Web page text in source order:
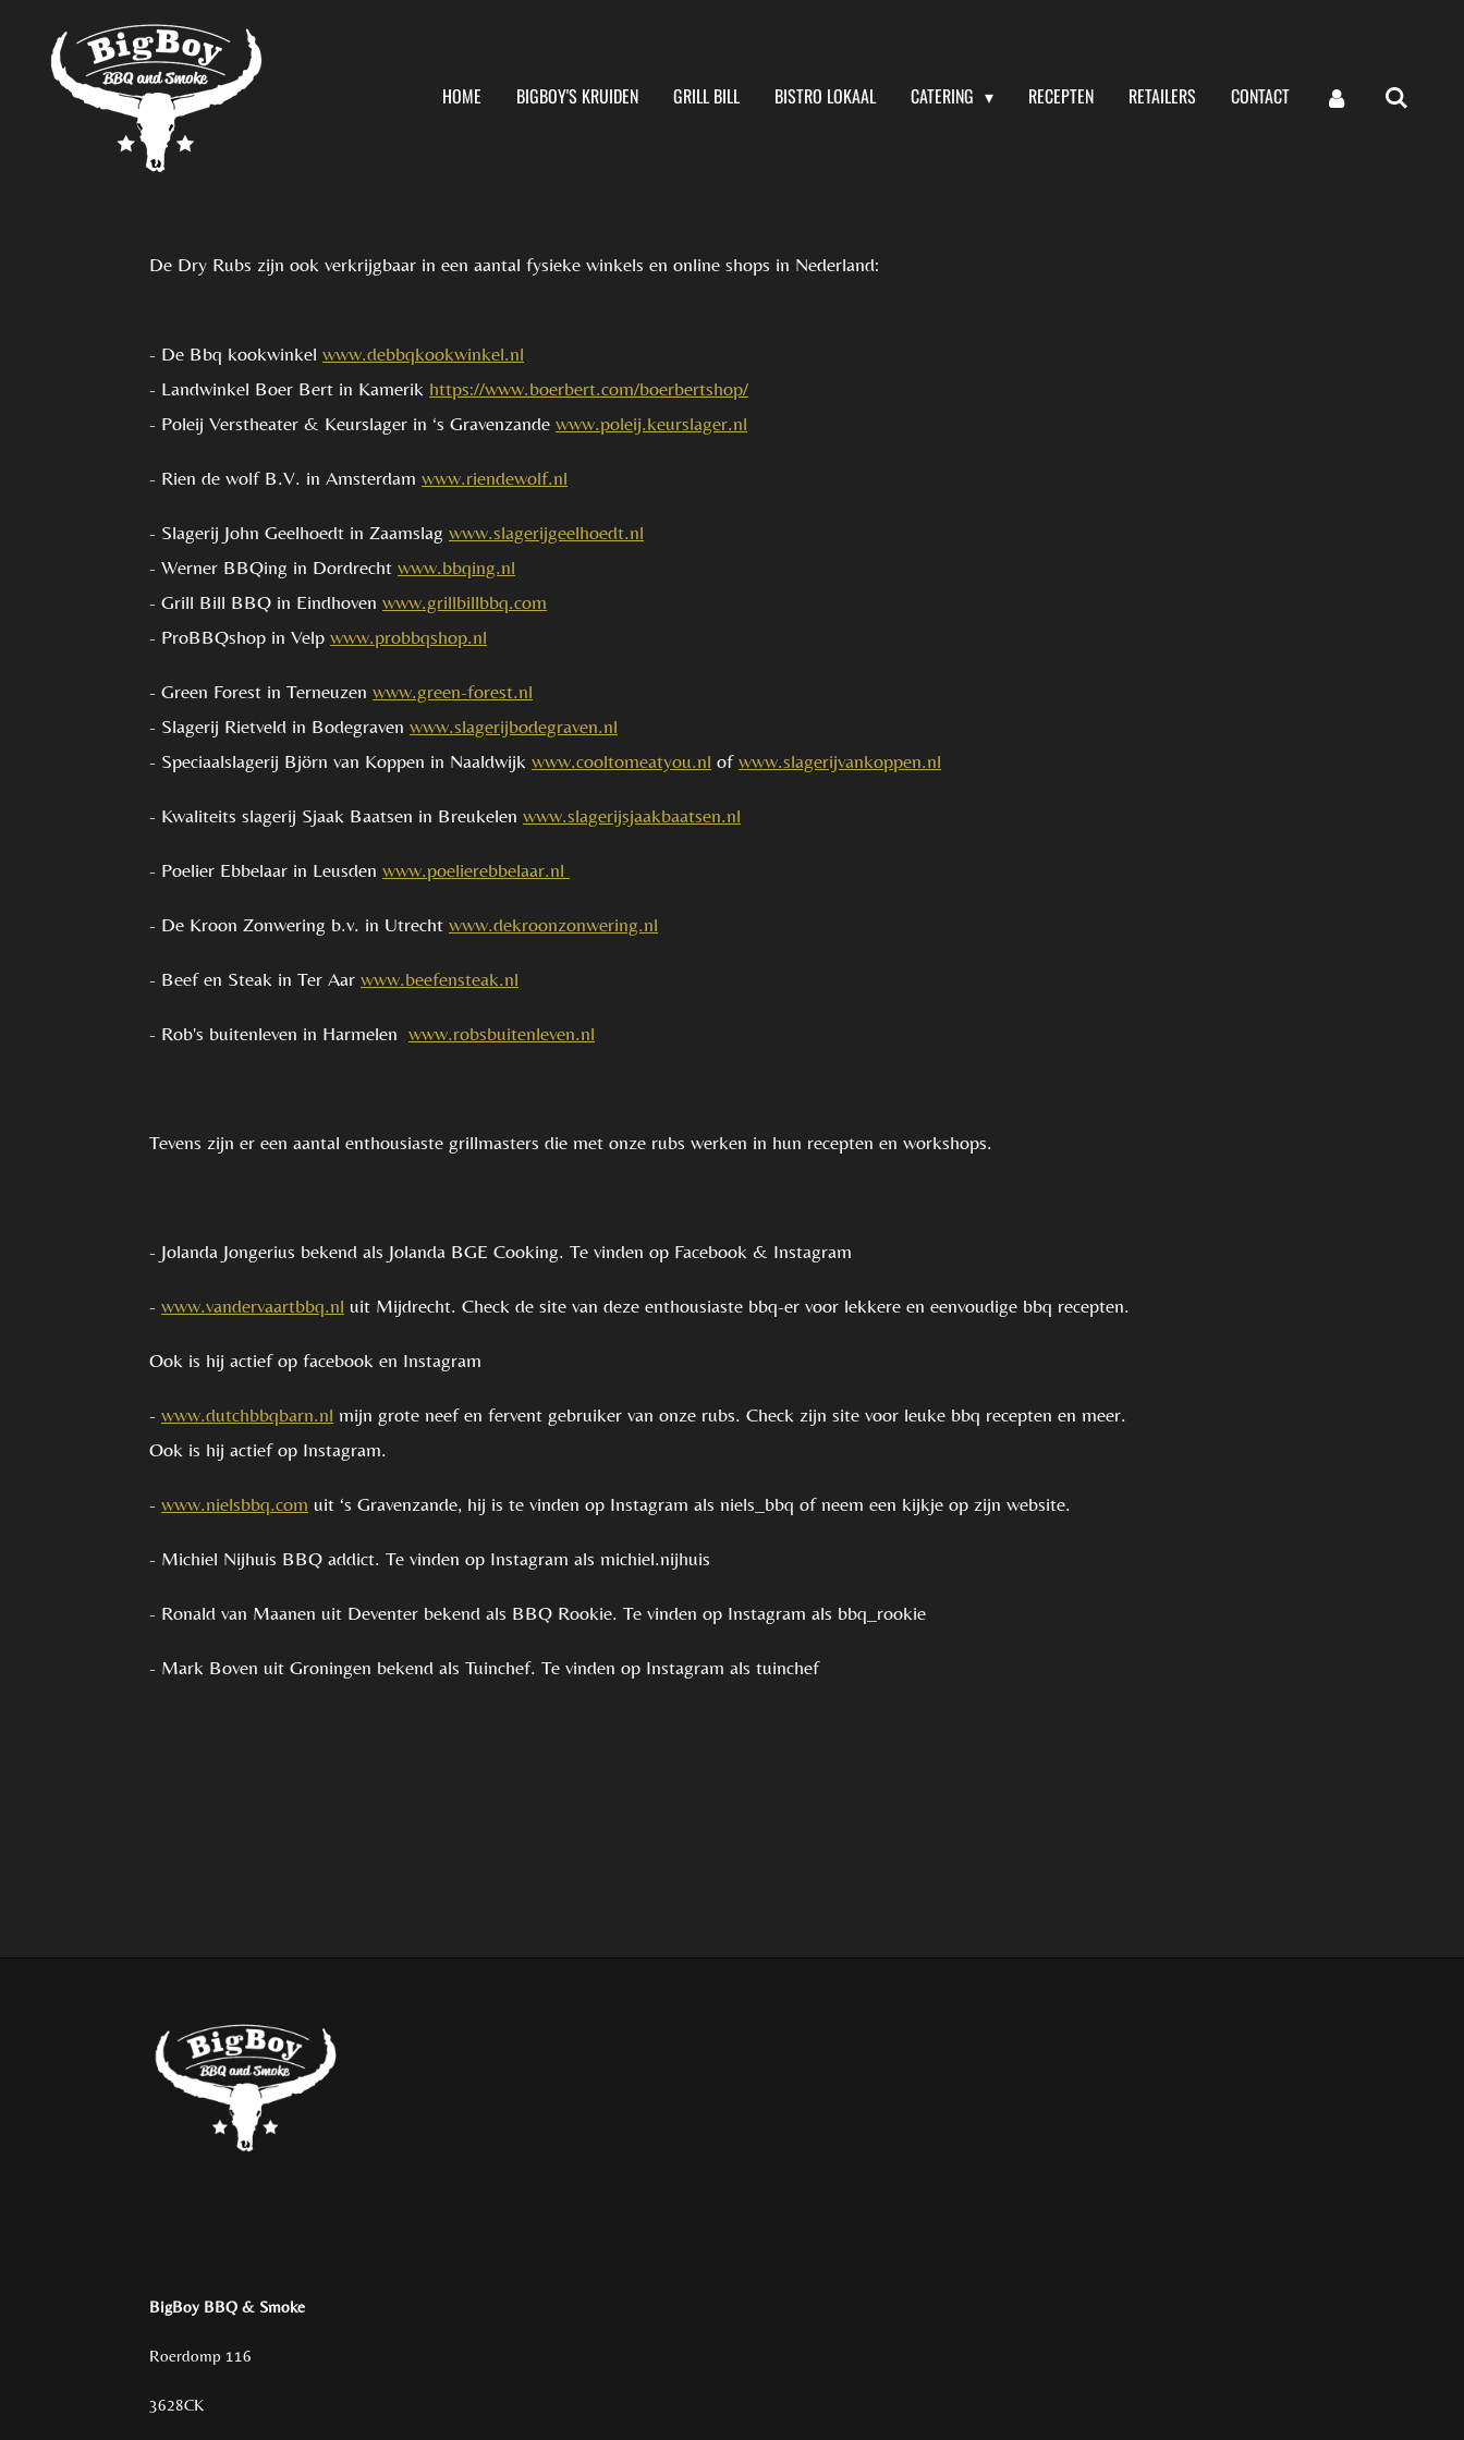
direct
HOME BIGBOY'S KRUIDEN GRILL BILL BISTRO LOKAAL CATERING RECEPTEN RETAILERS CONTACT
De Dry Rubs zijn ook verkrijgbaar in een aantal fysieke winkels en online shops in Nederland:
- De Bbq kookwinkel www.debbqkookwinkel.nl
- Landwinkel Boer Bert in Kamerik https://www.boerbert.com/boerbertshop/
- Poleij Verstheater & Keurslager in ‘s Gravenzande www.poleij.keurslager.nl
- Rien de wolf B.V. in Amsterdam www.riendewolf.nl
- Slagerij John Geelhoedt in Zaamslag www.slagerijgeelhoedt.nl
- Werner BBQing in Dordrecht www.bbqing.nl
- Grill Bill BBQ in Eindhoven www.grillbillbbq.com
- ProBBQshop in Velp www.probbqshop.nl
- Green Forest in Terneuzen www.green-forest.nl
- Slagerij Rietveld in Bodegraven www.slagerijbodegraven.nl
- Speciaalslagerij Björn van Koppen in Naaldwijk www.cooltomeatyou.nl ofwww.slagerijvankoppen.nl
- Kwaliteits slagerij Sjaak Baatsen in Breukelen www.slagerijsjaakbaatsen.nl
- Poelier Ebbelaar in Leusden www.poelierebbelaar.nl
- De Kroon Zonwering b.v. in Utrecht www.dekroonzonwering.nl
- Beef en Steak in Ter Aar www.beefensteak.nl
- Rob's buitenleven in Harmelen www.robsbuitenleven.nl
Tevens zijn er een aantal enthousiaste grillmasters die met onze rubs werken in hun recepten en workshops.
- Jolanda Jongerius bekend als Jolanda BGE Cooking. Te vinden op Facebook & Instagram
- www.vandervaartbbq.nl uit Mijdrecht. Check de site van deze enthousiaste bbq-er voor lekkere en eenvoudige bbq recepten.
Ook is hij actief op facebook en Instagram
- www.dutchbbqbarn.nl mijn grote neef en fervent gebruiker van onze rubs. Check zijn site voor leuke bbq recepten en meer.
Ook is hij actief op Instagram.
- www.nielsbbq.com uit ‘s Gravenzande, hij is te vinden op Instagram als niels_bbq of neem een kijkje op zijn website.
- Michiel Nijhuis BBQ addict. Te vinden op Instagram als michiel.nijhuis
- Ronald van Maanen uit Deventer bekend als BBQ Rookie. Te vinden op Instagram als bbq_rookie
- Mark Boven uit Groningen bekend als Tuinchef. Te vinden op Instagram als tuinchef
BigBoy BBQ & Smoke
Roerdomp 116
3628CK